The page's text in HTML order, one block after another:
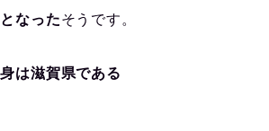
なったそうです。
は滋賀県である